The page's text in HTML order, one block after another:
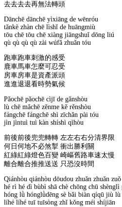
去去去去再無法轉頭
Dānchē dānchē yìxiāng de wēnróu
tǎnkè zhàn chē lìshǐ de huāngmiù
tōu chē tōu chē xiàng jiāngshuǐ dōng liú
qù qù qù qù zài wúfǎ zhuǎn tóu
跑車跑車刺激的感受
鹿車馬車怎麼可忍受
房車房車是資產派頭
進進退退看時勢氣候
Pǎochē pǎochē cìjī de gǎnshòu
lù chē mǎchē zěnme kě rěnshòu
fángchē fángchē shì zīchǎn pài tóu
jìn jìntuì tuì kàn shíshì qìhòu
前後前後兜兜轉轉 左左右右分清界限
何日何地不必煞掣 衝出勝利關
紅綠紅綠燈色百變 崎嶇舊路車速太慢
離合離合推推送送 只恐沒時間
Qiánhòu qiánhòu dōudou zhuǎn zhuǎn
hé rì hé dì bùbì shā chè chōng chū shènglì
hóng lǜ hónglǜdēng sè bǎi biàn qíqū jiù lù
líhé líhé tuī tuīsòng zhǐ kǒng méi shíjiān